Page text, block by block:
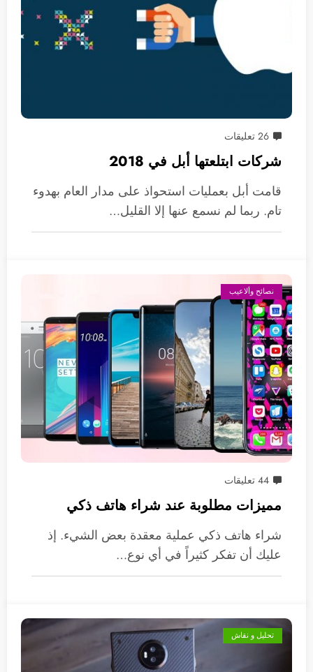
26 تعليقات
شركات ابتلعتها أبل في 2018
قامت أبل بعمليات استحواذ على مدار العام بهدوء
تام. ربما لم نسمع عنها إلا القليل…
نصائح وألاعيب
44 تعليقات
مميزات مطلوبة عند شراء هاتف ذكي
شراء هاتف ذكي عملية معقدة بعض الشيء. إذ
عليك أن تفكر كثيراً في أي نوع…
تحليل و نقاش